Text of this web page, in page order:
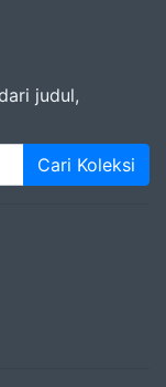
judul,
Cari Koleksi